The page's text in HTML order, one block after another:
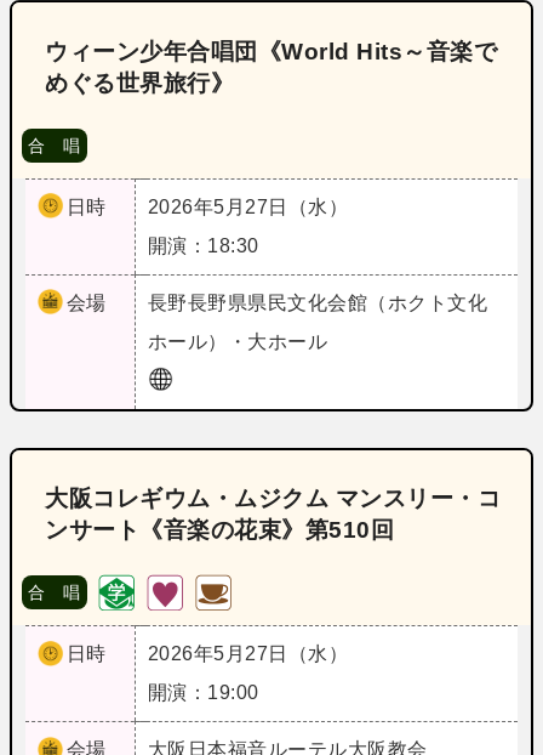
ウィーン少年合唱団《World Hits～音楽で
めぐる世界旅行》
合 唱
日時
2026年5月27日（水）
開演：18:30
会場 長野長野県県民文化会館（ホクト文化
ホール）・大ホール
大阪コレギウム・ムジクム マンスリー・コ
ンサート《音楽の花束》第510回
合 唱
日時
2026年5月27日（水）
開演：19:00
会場 大阪 日本福音ルーテル大阪教会